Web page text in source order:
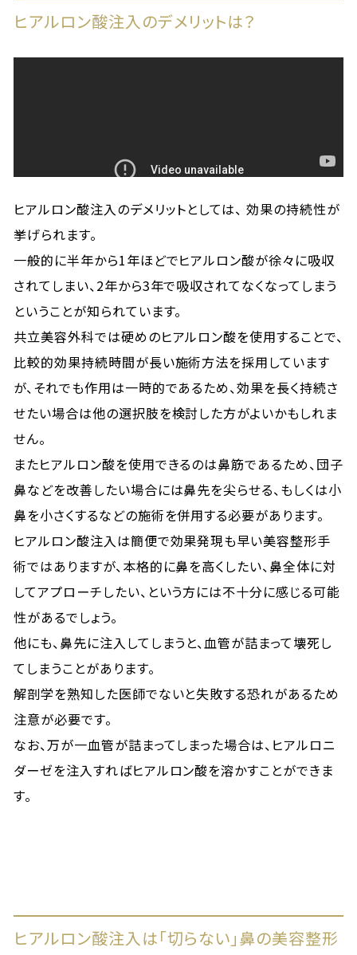
ヒアルロン酸注入のデメリットは？
ヒアルロン酸注入のデメリットとしては、 効果の持続性が
挙げられます。
一般的に半年から1年ほどでヒアルロン酸が徐々に吸収
されてしまい、2年から3年で吸収されてなくなってしまう
ということが知られています。
共立美容外科では硬めのヒアルロン酸を使用することで、
比較的効果持続時間が長い施術方法を採用しています
が、それでも作用は一時的であるため、効果を長く持続さ
せたい場合は他の選択肢を検討した方がよいかもしれま
せん。
またヒアルロン酸を使用できるのは鼻筋であるため、団子
鼻などを改善したい場合には鼻先を尖らせる、もしくは小
鼻を小さくするなどの施術を併用する必要があります。
ヒアルロン酸注入は簡便で効果発現も早い美容整形手
術ではありますが、本格的に鼻を高くしたい、鼻全体に対
してアプローチしたい、という方には不十分に感じる可能
性があるでしょう。
他にも、鼻先に注入してしまうと、血管が詰まって壊死し
てしまうことがあります。
解剖学を熟知した医師でないと失敗する恐れがあるため
注意が必要です。
なお、万が一血管が詰まってしまった場合は、ヒアルロニ
ダーゼを注入すればヒアルロン酸を溶かすことができま
す。
ヒアルロン酸注入は「切らない」鼻の美容整形